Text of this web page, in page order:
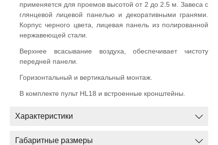
применяется для проемов высотой от 2 до 2.5 м. Завеса с
глянцевой лицевой панелью и декоративными гранями.
Корпус черного цвета, лицевая панель из полированной
нержавеющей стали.
Верхнее всасывание воздуха, обеспечивает чистоту
передней панели.
Горизонтальный и вертикальный монтаж.
В комплекте пульт HL18 и встроенные кронштейны.
Характеристики
Габаритные размеры